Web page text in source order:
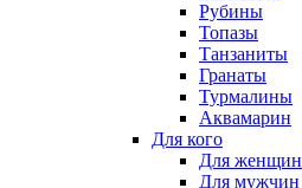
Рубины
Топазы
Танзаниты
Гранаты
Турмалины
Аквамарин
Для кого
Для женщин
Для мужчин